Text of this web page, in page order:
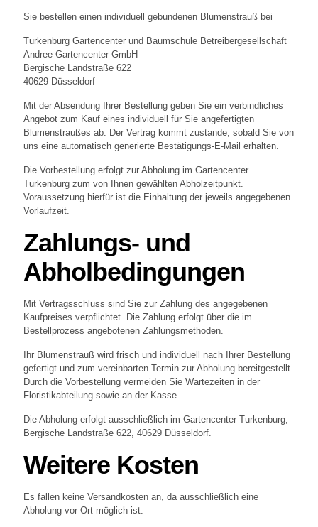
Sie bestellen einen individuell gebundenen Blumenstrauß bei
Turkenburg Gartencenter und Baumschule Betreibergesellschaft
Andree Gartencenter GmbH
Bergische Landstraße 622
40629 Düsseldorf
Mit der Absendung Ihrer Bestellung geben Sie ein verbindliches
Angebot zum Kauf eines individuell für Sie angefertigten
Blumenstraußes ab. Der Vertrag kommt zustande, sobald Sie von
uns eine automatisch generierte Bestätigungs-E-Mail erhalten.
Die Vorbestellung erfolgt zur Abholung im Gartencenter
Turkenburg zum von Ihnen gewählten Abholzeitpunkt.
Voraussetzung hierfür ist die Einhaltung der jeweils angegebenen
Vorlaufzeit.
Zahlungs- und
Abholbedingungen
Mit Vertragsschluss sind Sie zur Zahlung des angegebenen
Kaufpreises verpflichtet. Die Zahlung erfolgt über die im
Bestellprozess angebotenen Zahlungsmethoden.
Ihr Blumenstrauß wird frisch und individuell nach Ihrer Bestellung
gefertigt und zum vereinbarten Termin zur Abholung bereitgestellt.
Durch die Vorbestellung vermeiden Sie Wartezeiten in der
Floristikabteilung sowie an der Kasse.
Die Abholung erfolgt ausschließlich im Gartencenter Turkenburg,
Bergische Landstraße 622, 40629 Düsseldorf.
Weitere Kosten
Es fallen keine Versandkosten an, da ausschließlich eine
Abholung vor Ort möglich ist.